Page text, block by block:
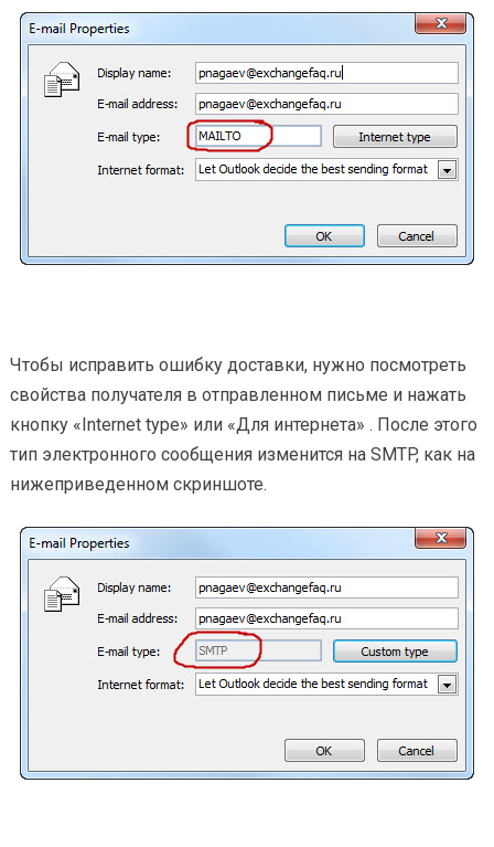
Чтобы исправить ошибку доставки, нужно посмотреть
свойства получателя в отправленном письме и нажать
кнопку «Internet type» или «Для интернета» . После этого
тип электронного сообщения изменится на SMTP, как на
нижеприведенном скриншоте.